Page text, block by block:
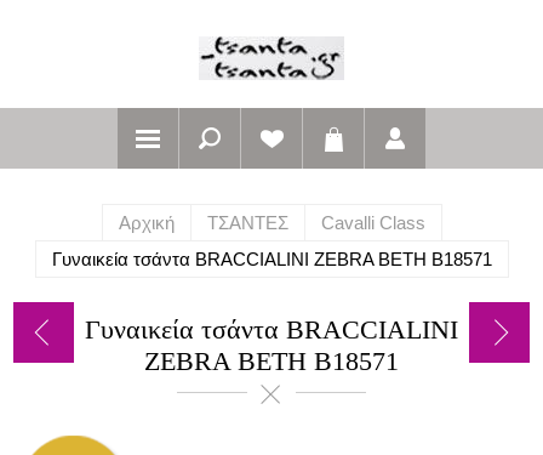
Αρχική ΤΣΑΝΤΕΣ
Cavalli Class
Γυναικεία τσάντα BRACCIALINI ZEBRA BETH B18571
Γυναικεία τσάντα BRACCIALINI
ZEBRA BETH B18571